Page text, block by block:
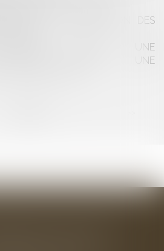
DE LA PRESCRIPTION DES
GÉNÉRALE DE SARL : UNE
CAPITAL ADOPTÉE À UNE
VOIX EST NULLE